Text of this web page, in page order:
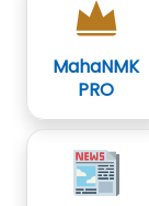
MahaNMK
PRO